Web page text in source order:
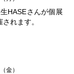
HASEさんが個展
れます。
金）